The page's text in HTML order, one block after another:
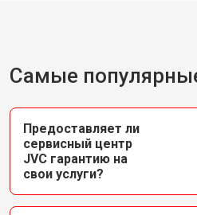
Самые
Предоставляет ли
сервисный центр
JVC гарантию на
свои услуги?